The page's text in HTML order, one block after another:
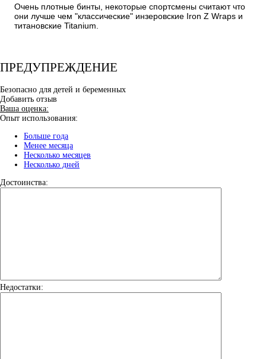
Очень плотные бинты, некоторые спортсмены считают что
они лучше чем "классические" инзеровские Iron Z Wraps и
титановские Titanium.
ПРЕДУПРЕЖДЕНИЕ
Безопасно для детей и беременных
Добавить отзыв
Ваша оценка:
Опыт использования:
Больше года
Менее месяца
Несколько месяцев
Несколько дней
Достоинства:
Недостатки: